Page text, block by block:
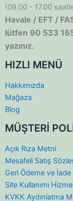
(09.00 - 17.00
Havale / EFT /
lütfen 90 533
yazınız.
HIZLI MENÜ
Hakkımızda
Mağaza
Blog
MÜŞTERİ
Açık Rıza Metni
Mesafeli Satış
Geri Ödeme ve İade
Site Kullanımı
KVKK Aydınlatma